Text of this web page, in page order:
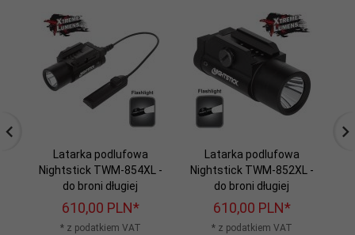
Latarka podlufowa
Nightstick TWM-854XL -
do broni długiej
610,00 PLN*
* z podatkiem VAT
Latarka podlufowa
Nightstick TWM-852XL -
do broni długiej
610,00 PLN*
* z podatkiem VAT